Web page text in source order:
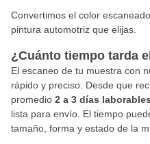
Convertimos el color
pintura automotriz que elijas.
¿Cuánto tiempo tarda
El escaneo de tu muestra con
rápido y preciso. Desde que
promedio 2 a 3 días laborables
lista para envío. El tiempo
tamaño, forma y estado de la